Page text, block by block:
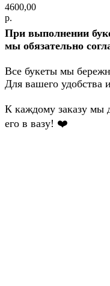
4600,00
р.
При выполнении
мы обязательно
Все букеты мы
Для вашего удобства
К каждому заказу мы
его в вазу! ❤️